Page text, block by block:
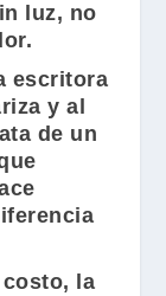
luz, no
escritora
y al
de un
la